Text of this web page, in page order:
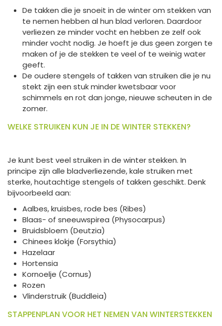
De takken die je snoeit in de winter om stekken van
te nemen hebben al hun blad verloren. Daardoor
verliezen ze minder vocht en hebben ze zelf ook
minder vocht nodig. Je hoeft je dus geen zorgen te
maken of je de stekken te veel of te weinig water
geeft.
De oudere stengels of takken van struiken die je nu
stekt zijn een stuk minder kwetsbaar voor
schimmels en rot dan jonge, nieuwe scheuten in de
zomer.
WELKE STRUIKEN KUN JE IN DE WINTER STEKKEN?
Je kunt best veel struiken in de winter stekken. In
principe zijn alle bladverliezende, kale struiken met
sterke, houtachtige stengels of takken geschikt. Denk
bijvoorbeeld aan:
Aalbes, kruisbes, rode bes (Ribes)
Blaas- of sneeuwspirea (Physocarpus)
Bruidsbloem (Deutzia)
Chinees klokje (Forsythia)
Hazelaar
Hortensia
Kornoelje (Cornus)
Rozen
Vlinderstruik (Buddleia)
STAPPENPLAN VOOR HET NEMEN VAN WINTERSTEKKEN